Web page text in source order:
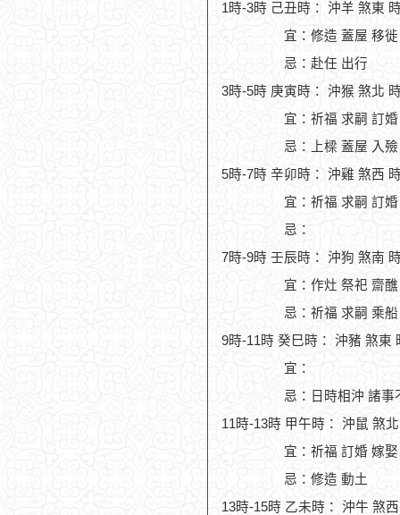
1時-3時 己丑時： 沖羊 煞東
宜：修造 蓋屋 移
忌：赴任 出行
3時-5時 庚寅時： 沖猴 煞北
宜：祈福 求嗣 訂
忌：上樑 蓋屋 入殮
5時-7時 辛卯時： 沖雞 煞西
宜：祈福 求嗣 訂
忌：
7時-9時 壬辰時： 沖狗 煞南
宜：作灶 祭祀 齋
忌：祈福 求嗣 乘船
9時-11時 癸巳時： 沖豬 煞東
宜：
忌：日時相沖 諸事
11時-13時 甲午時： 沖鼠 煞
宜：祈福 訂婚 嫁
忌：修造 動土
13時-15時 乙未時： 沖牛 煞